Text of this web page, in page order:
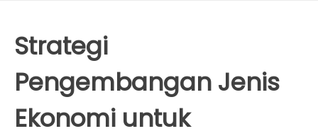
Strategi
Pengembangan Jenis
Ekonomi untuk